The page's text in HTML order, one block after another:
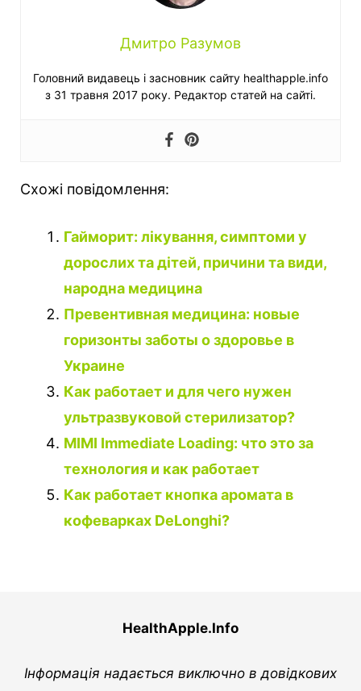
Дмитро Разумов
Головний видавець і засновник сайту healthapple.info
з 31 травня 2017 року. Редактор статей на сайті.
Схожі повідомлення:
Гайморит: лікування, симптоми у
дорослих та дітей, причини та види,
народна медицина
Превентивная медицина: новые
горизонты заботы о здоровье в
Украине
Как работает и для чего нужен
ультразвуковой стерилизатор?
MIMI Immediate Loading: что это за
технология и как работает
Как работает кнопка аромата в
кофеварках DeLonghi?
HealthApple.Info
Інформація надається виключно в довідкових